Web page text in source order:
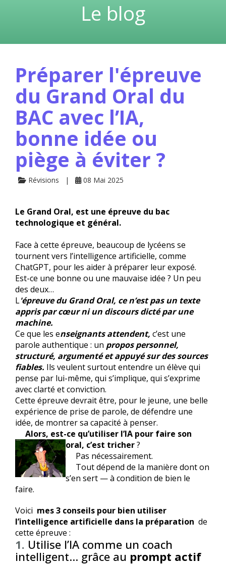
Le blog
Préparer l'épreuve
du Grand Oral du
BAC avec l’IA,
bonne idée ou
piège à éviter ?
Révisions 08 Mai 2025
Le Grand Oral, est une épreuve du bac
technologique et général.
Face à cette épreuve, beaucoup de lycéens se
tournent vers l’intelligence artificielle, comme
ChatGPT, pour les aider à préparer leur exposé.
Est-ce une bonne ou une mauvaise idée ? Un peu
des deux…
L'épreuve du Grand Oral, ce n’est pas un texte
appris par cœur ni un discours dicté par une
machine.
Ce que les enseignants attendent, c’est une
parole authentique : un propos personnel,
structuré, argumenté et appuyé sur des sources
fiables. Ils veulent surtout entendre un élève qui
pense par lui-même, qui s’implique, qui s’exprime
avec clarté et conviction.
Cette épreuve devrait être, pour le jeune, une belle
expérience de prise de parole, de défendre une
idée, de montrer sa capacité à penser.
Alors, est-ce qu’utiliser l’IA pour faire son
oral, c’est tricher?
Pas nécessairement.
Tout dépend de la manière dont on
s’en sert — à condition de bien le
faire.
Voici mes3 conseils pour bien utiliser
l’intelligence artificielle dans la préparation de
cette épreuve :
1. Utilise l’IA comme un coach
intelligent… grâce au prompt actif